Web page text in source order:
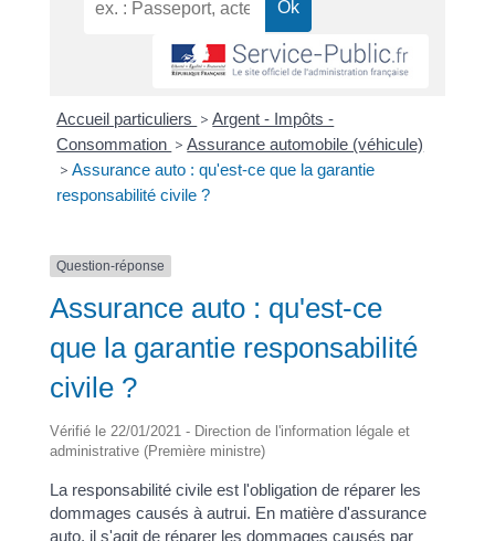
Accueil particuliers > Argent - Impôts -
Consommation > Assurance automobile (véhicule)
> Assurance auto : qu'est-ce que la garantie
responsabilité civile ?
Question-réponse
Assurance auto : qu'est-ce
que la garantie responsabilité
civile ?
Vérifié le 22/01/2021 - Direction de l'information légale et
administrative (Première ministre)
La responsabilité civile est l'obligation de réparer les
dommages causés à autrui. En matière d'assurance
auto, il s'agit de réparer les dommages causés par